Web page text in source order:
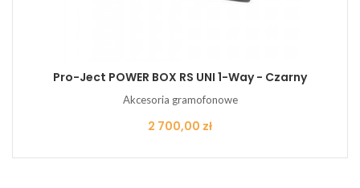
Pro-Ject POWER BOX RS UNI 1-Way - Czarny
Akcesoria gramofonowe
Cena
2 700,00 zł